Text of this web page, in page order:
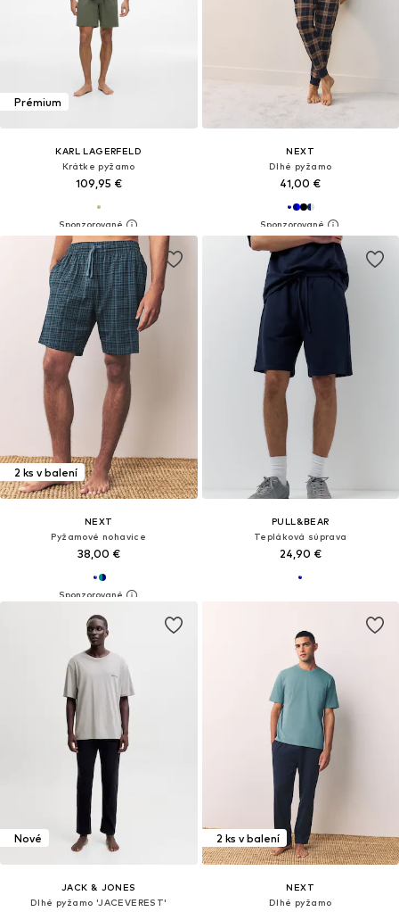
Prémium
KARL LAGERFELD
Krátke pyžamo
109,95 €
NEXT
Dlhé pyžamo
41,00 €
2 ks v balení
NEXT
Pyžamové nohavice
38,00 €
PULL&BEAR
Tepláková súprava
24,90 €
Nové
JACK & JONES
Dlhé pyžamo 'JACEVEREST'
2 ks v balení
NEXT
Dlhé pyžamo